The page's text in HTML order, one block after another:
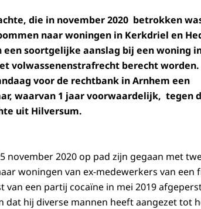
die in november 2020 betrokken
naar woningen in Kerkdriel en
soortgelijke aanslag bij een woning
volwassenenstrafrecht berecht worden.
voor de rechtbank in Arnhem een
waarvan 1 jaar voorwaardelijk, tegen
uit Hilversum.
november 2020 op pad zijn gegaan met
woningen van ex-medewerkers van een
een partij cocaïne in mei 2019
dat hij diverse mannen heeft aangezet tot